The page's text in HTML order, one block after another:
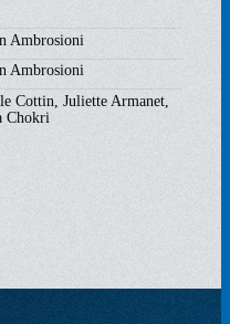
Ambrosioni
Ambrosioni
Cottin, Juliette Armanet,
Chokri